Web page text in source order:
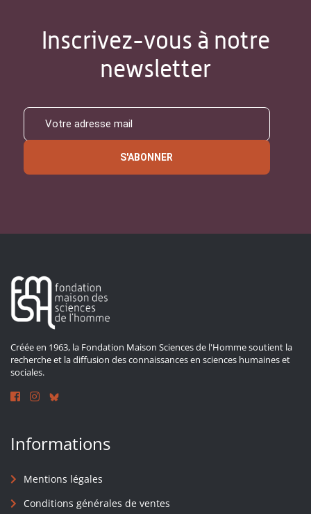
Inscrivez-vous à notre
newsletter
S'ABONNER
Créée en 1963, la Fondation Maison Sciences de l'Homme soutient la
recherche et la diffusion des connaissances en sciences humaines et
sociales.
Informations
Mentions légales
Conditions générales de ventes